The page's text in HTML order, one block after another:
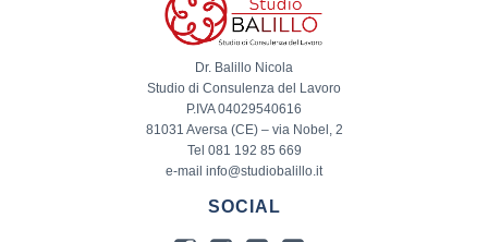
Dr. Balillo Nicola
Studio di Consulenza del Lavoro
P.IVA 04029540616
81031 Aversa (CE) – via Nobel, 2
Tel 081 192 85 669
e-mail info@studiobalillo.it
SOCIAL